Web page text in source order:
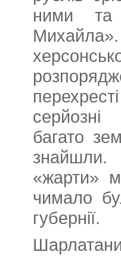
ними
багато
«жарти»
чимало
губернії.